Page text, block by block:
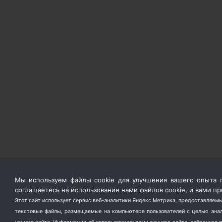
Мы используем файлы cookie для улучшения вашего опыта
соглашаетесь на использование нами файлов cookie, и вами
Этот сайт использует сервис веб-аналитики Яндекс Метрика,
текстовые файлы, размещаемые на компьютере пользователей с целью